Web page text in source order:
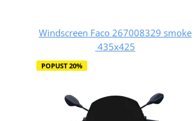
Windscreen Faco 267008329 smoke
435x425
POPUST 20%